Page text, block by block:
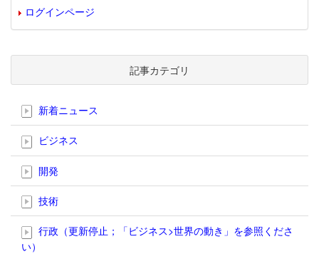
ログインページ
記事カテゴリ
新着ニュース
ビジネス
開発
技術
行政（更新停止；「ビジネス>世界の動き」を参照くださ
い）